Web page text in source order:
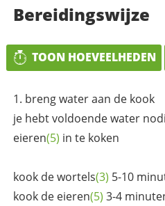
Bereidingswijze
TOON HOEVEELHEDEN
breng water aan de kook
je hebt voldoende water
eieren(5) in te koken
kook dewortels(3) 5-10
kook de eieren(5) 3-4